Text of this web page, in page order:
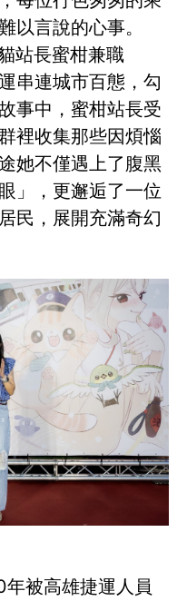
以言說的心事。
站長蜜柑兼職
串連城市百態，勾
事中，蜜柑站長受
裡收集那些因煩惱
她不僅遇上了腹黑
」，更邂逅了一位
民，展開充滿奇幻
被高雄捷運人員